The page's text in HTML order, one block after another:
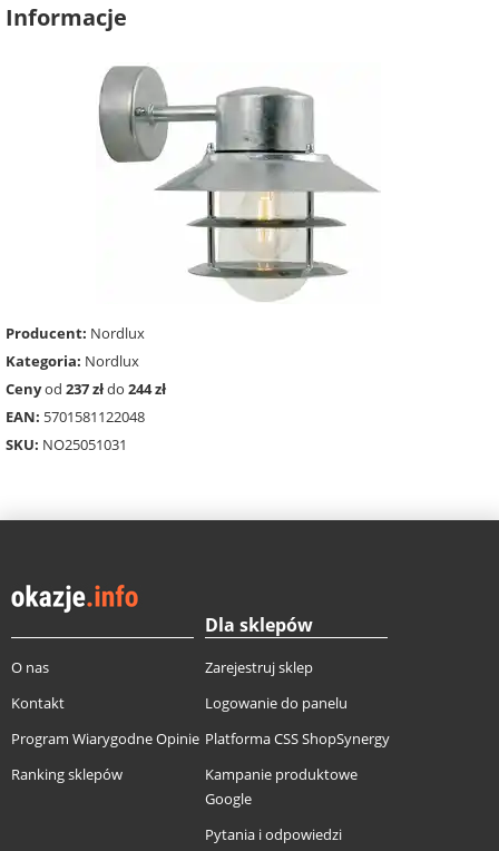
Informacje
Producent: Nordlux
Kategoria: Nordlux
Cenyod 237 złdo 244 zł
EAN: 5701581122048
SKU: NO25051031
O nas
Kontakt
Program Wiarygodne Opinie
Ranking sklepów
Dla sklepów
Zarejestruj sklep
Logowanie do panelu
Platforma CSS ShopSynergy
Kampanie produktowe
Google
Pytania i odpowiedzi